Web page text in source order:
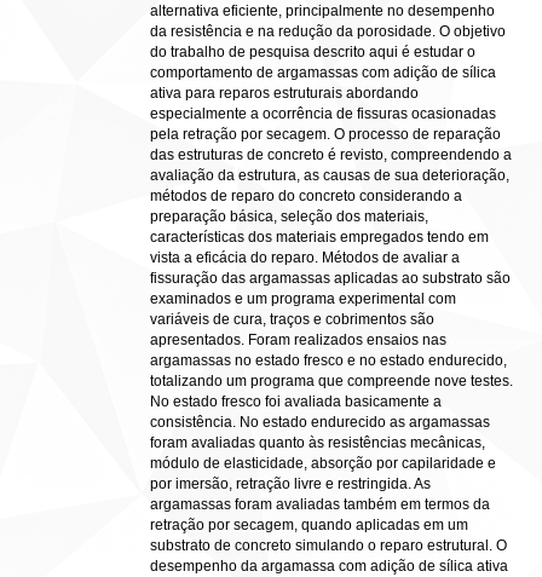
alternativa eficiente, principalmente no desempenho
da resistência e na redução da porosidade. O objetivo
do trabalho de pesquisa descrito aqui é estudar o
comportamento de argamassas com adição de sílica
ativa para reparos estruturais abordando
especialmente a ocorrência de fissuras ocasionadas
pela retração por secagem. O processo de reparação
das estruturas de concreto é revisto, compreendendo a
avaliação da estrutura, as causas de sua deterioração,
métodos de reparo do concreto considerando a
preparação básica, seleção dos materiais,
características dos materiais empregados tendo em
vista a eficácia do reparo. Métodos de avaliar a
fissuração das argamassas aplicadas ao substrato são
examinados e um programa experimental com
variáveis de cura, traços e cobrimentos são
apresentados. Foram realizados ensaios nas
argamassas no estado fresco e no estado endurecido,
totalizando um programa que compreende nove testes.
No estado fresco foi avaliada basicamente a
consistência. No estado endurecido as argamassas
foram avaliadas quanto às resistências mecânicas,
módulo de elasticidade, absorção por capilaridade e
por imersão, retração livre e restringida. As
argamassas foram avaliadas também em termos da
retração por secagem, quando aplicadas em um
substrato de concreto simulando o reparo estrutural. O
desempenho da argamassa com adição de sílica ativa